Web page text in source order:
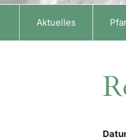
Aktuelles